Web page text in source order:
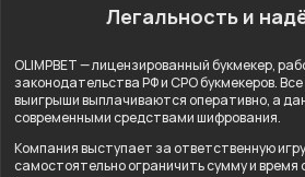
Легальность и
OLIMPBET — лицензированный букмекер,
законодательства РФ и СРО букмекеров.
выигрыши выплачиваются оперативно, а
современными средствами шифрования.
Компания выступает за ответственную
самостоятельно ограничить сумму и время